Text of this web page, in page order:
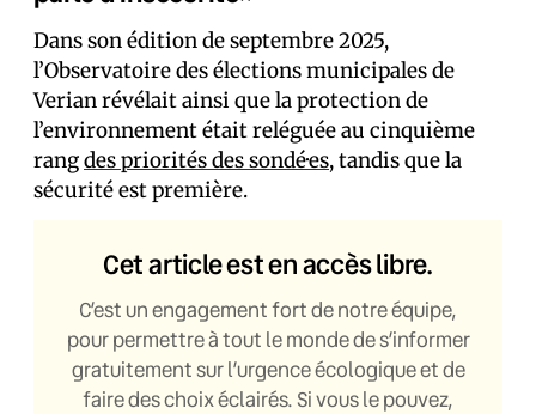
Dans son édition de septembre 2025,
l’Observatoire des élections municipales de
Verian révélait ainsi que la protection de
l’environnement était reléguée au cinquième
rangdes priorités des sondé·es, tandis que la
sécurité est première.
Cet article est en accès libre.
C’est un engagement fort de notre équipe,
pour permettre à tout le monde de s’informer
gratuitement sur l’urgence écologique et de
faire des choix éclairés. Si vous le pouvez,